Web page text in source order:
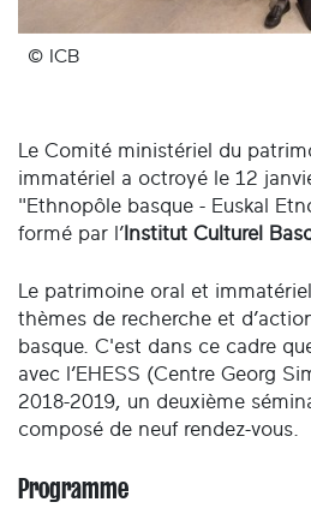
© ICB
Le Comité ministériel du
immatériel a octroyé le 12
"Ethnopôle basque - Euskal
formé par l’ Institut Culturel
Le patrimoine oral et
thèmes de recherche et
basque. C'est dans ce cadre
avec l’EHESS (Centre Georg
2018-2019, un deuxième
composé de neuf rendez-vous.
Programme